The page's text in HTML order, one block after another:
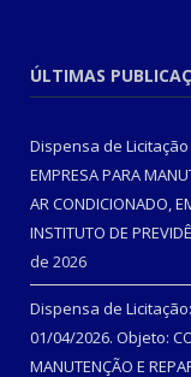
ÚLTIMAS
Dispensa de Licitação
EMPRESA PARA
AR CONDICIONADO,
INSTITUTO DE
de 2026
Dispensa de
01/04/2026. Objeto:
MANUTENÇÃO E